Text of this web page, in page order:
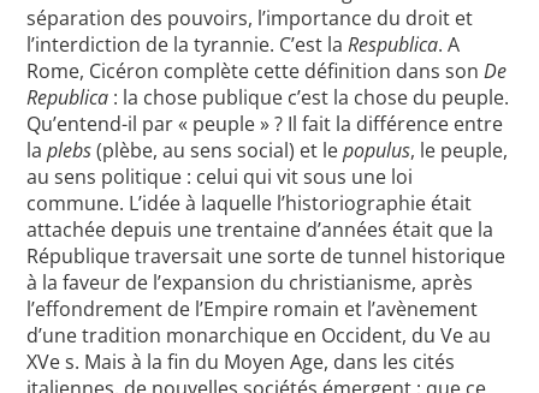
séparation des pouvoirs, l’importance du droit et
l’interdiction de la tyrannie. C’est laRespublica. A
Rome, Cicéron complète cette définition dans sonDe
Republica : la chose publique c’est la chose du peuple.
Qu’entend-il par « peuple » ? Il fait la différence entre
laplebs(plèbe, au sens social) et lepopulus, le peuple,
au sens politique : celui qui vit sous une loi
commune. L’idée à laquelle l’historiographie était
attachée depuis une trentaine d’années était que la
République traversait une sorte de tunnel historique
à la faveur de l’expansion du christianisme, après
l’effondrement de l’Empire romain et l’avènement
d’une tradition monarchique en Occident, du Ve au
XVe s. Mais à la fin du Moyen Age, dans les cités